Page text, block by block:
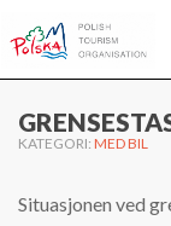
KATEGORI: MED BIL
Situasjonen ved